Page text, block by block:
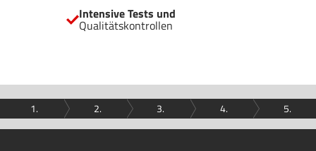
Intensive Tests und
Qualitätskontrollen
1. 2. 3. 4. 5.